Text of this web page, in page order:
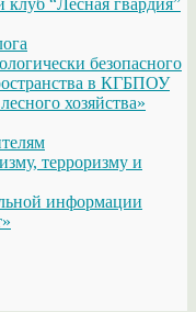
“Лесная гвардия”
безопасного
в КГБПОУ
хозяйства»
терроризму и
информации